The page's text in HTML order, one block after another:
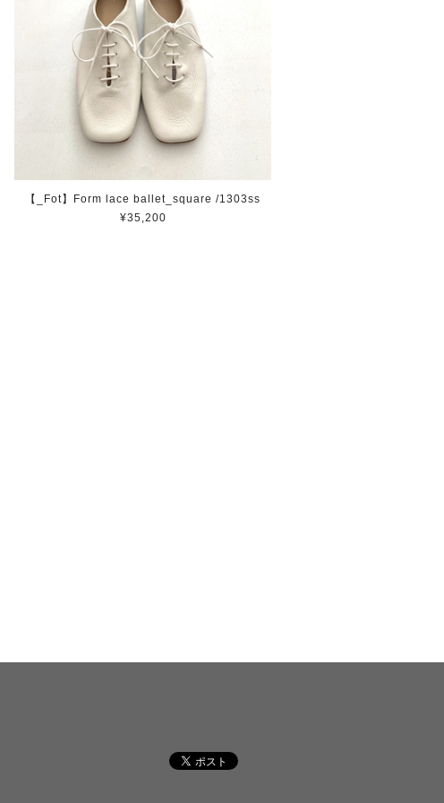
【_Fot】Form lace ballet_square /1303ss
¥35,200